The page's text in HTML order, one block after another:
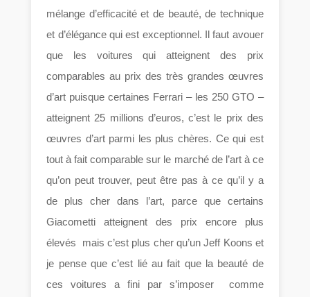
mélange d’efficacité et de beauté, de technique
et d’élégance qui est exceptionnel. Il faut avouer
que les voitures qui atteignent des prix
comparables au prix des très grandes œuvres
d’art puisque certaines Ferrari – les 250 GTO –
atteignent 25 millions d’euros, c’est le prix des
œuvres d’art parmi les plus chères. Ce qui est
tout à fait comparable sur le marché de l’art à ce
qu’on peut trouver, peut être pas à ce qu’il y a
de plus cher dans l’art, parce que certains
Giacometti atteignent des prix encore plus
élevés mais c’est plus cher qu’un Jeff Koons et
je pense que c’est lié au fait que la beauté de
ces voitures a fini par s’imposer comme